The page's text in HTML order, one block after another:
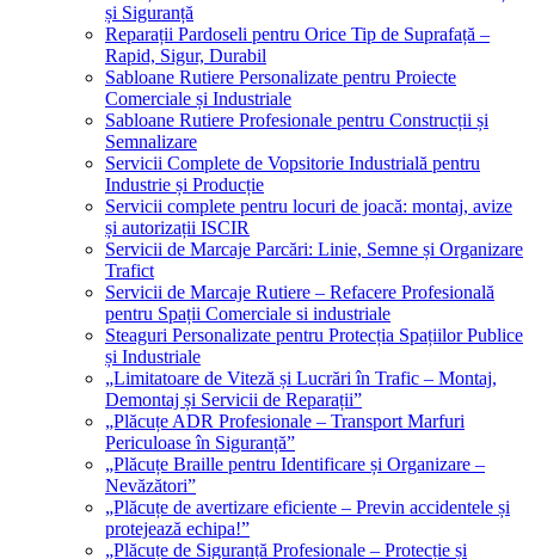
și Siguranță
Reparații Pardoseli pentru Orice Tip de Suprafață –
Rapid, Sigur, Durabil
Sabloane Rutiere Personalizate pentru Proiecte
Comerciale și Industriale
Sabloane Rutiere Profesionale pentru Construcții și
Semnalizare
Servicii Complete de Vopsitorie Industrială pentru
Industrie și Producție
Servicii complete pentru locuri de joacă: montaj, avize
și autorizații ISCIR
Servicii de Marcaje Parcări: Linie, Semne și Organizare
Trafict
Servicii de Marcaje Rutiere – Refacere Profesională
pentru Spații Comerciale si industriale
Steaguri Personalizate pentru Protecția Spațiilor Publice
și Industriale
„Limitatoare de Viteză și Lucrări în Trafic – Montaj,
Demontaj și Servicii de Reparații”
„Plăcuțe ADR Profesionale – Transport Marfuri
Periculoase în Siguranță”
„Plăcuțe Braille pentru Identificare și Organizare –
Nevăzători”
„Plăcuțe de avertizare eficiente – Previn accidentele și
protejează echipa!”
„Plăcuțe de Siguranță Profesionale – Protecție și